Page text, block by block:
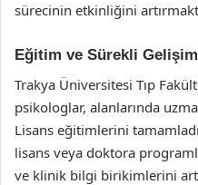
sürecinin etkinliğini
Eğitim ve Sürekli Gelişim
Trakya Üniversitesi Tıp
psikologlar, alanlarında
Lisans eğitimlerini
lisans veya doktora
ve klinik bilgi birikimlerini